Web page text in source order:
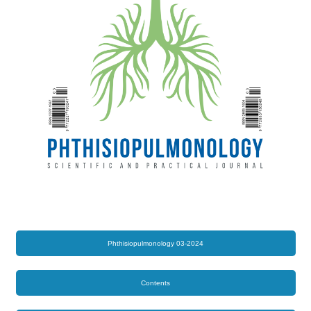
Phthisiopulmonology 03-2024
Contents